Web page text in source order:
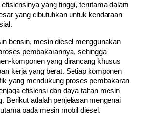
yang tinggi, terutama dalam
yang dibutuhkan untuk kendaraan
bensin, mesin diesel menggunakan
pembakarannya, sehingga
komponen yang dirancang khusus
kerja yang berat. Setiap komponen
yang mendukung proses pembakaran
efisiensi dan daya tahan mesin
Berikut adalah penjelasan mengenai
pada mesin mobil diesel.